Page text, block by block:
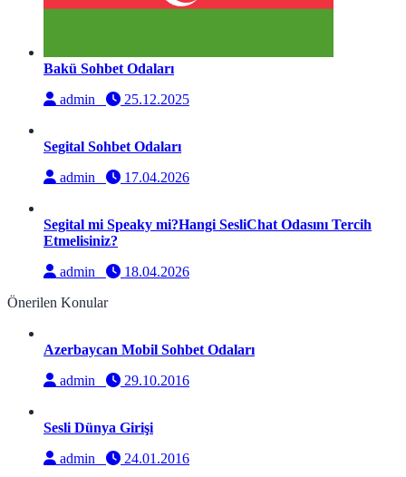
Bakü Sohbet Odaları
admin
25.12.2025
Segital Sohbet Odaları
admin
17.04.2026
Segital mi Speaky mi?Hangi SesliChat Odasını Tercih
Etmelisiniz?
admin
18.04.2026
Önerilen Konular
Azerbaycan Mobil Sohbet Odaları
admin
29.10.2016
Sesli Dünya Girişi
admin
24.01.2016